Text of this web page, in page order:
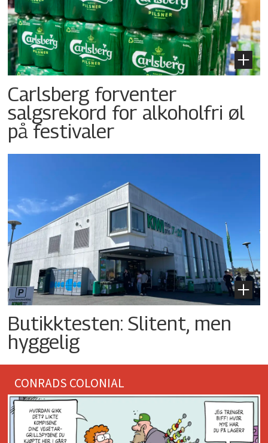
Carlsberg forventer
salgsrekord for alkoholfri øl
på festivaler
Butikktesten: Slitent, men
hyggelig
CONRADS COLONIAL